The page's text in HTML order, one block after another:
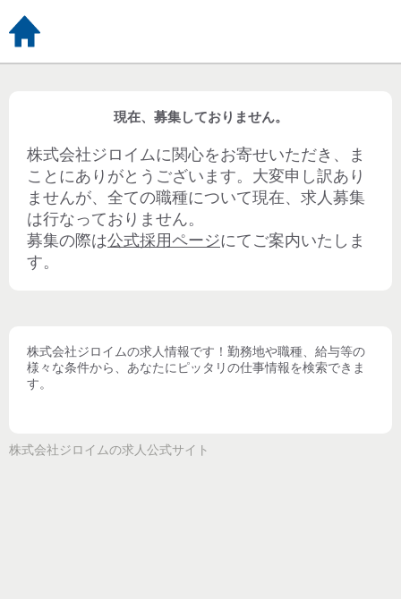
現在、募集しておりません。
株式会社ジロイムに関心をお寄せいただき、ま
ことにありがとうございます。大変申し訳あり
ませんが、全ての職種について現在、求人募集
は行なっておりません。
募集の際は公式採用ページにてご案内いたしま
す。
株式会社ジロイムの求人情報です！勤務地や職種、給与等の
様々な条件から、あなたにピッタリの仕事情報を検索できま
す。
株式会社ジロイムの求人公式サイト